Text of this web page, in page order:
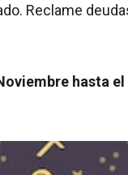
Reclame
hasta el